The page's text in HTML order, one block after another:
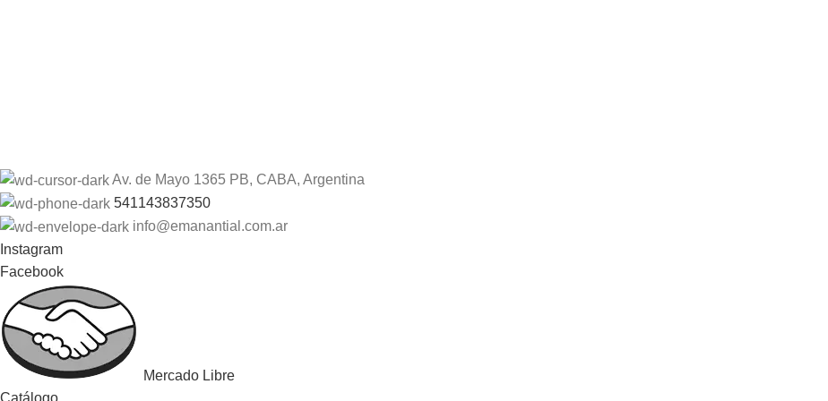
Av. de Mayo 1365 PB, CABA, Argentina
541143837350
info@emanantial.com.ar
Instagram
Facebook
Mercado Libre